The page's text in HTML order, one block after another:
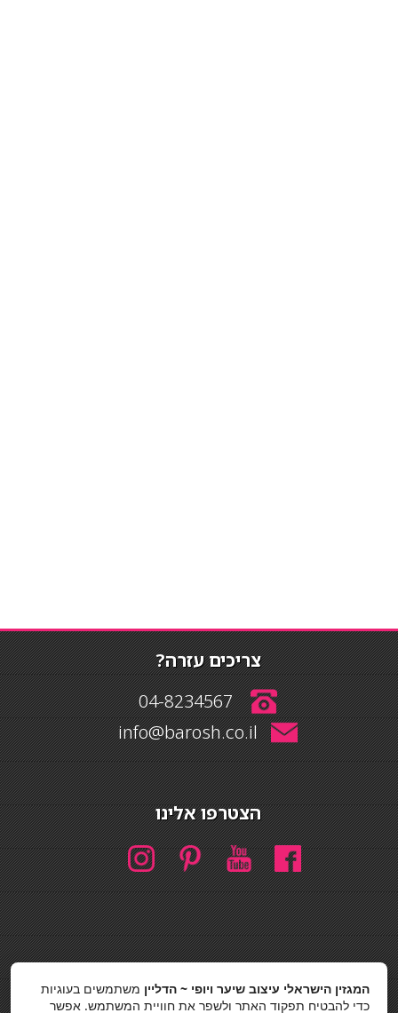
צריכים עזרה?
04-8234567
info@barosh.co.il
הצטרפו אלינו
חיפוש
חיפושהמגזין הישראלי עיצוב שיער ויופי ~ הדליין משתמשים בעוגיות
כדי להבטיח תפקוד האתר ולשפר את חוויית המשתמש. אפשר